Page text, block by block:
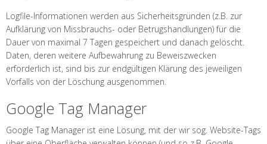
Logfile-Informationen werden aus Sicherheitsgründen (z.B. zur
Aufklärung von Missbrauchs- oder Betrugshandlungen) für die
Dauer von maximal 7 Tagen gespeichert und danach gelöscht.
Daten, deren weitere Aufbewahrung zu Beweiszwecken
erforderlich ist, sind bis zur endgültigen Klärung des jeweiligen
Vorfalls von der Löschung ausgenommen.
Google Tag Manager
Google Tag Manager ist eine Lösung, mit der wir sog. Website-Tags